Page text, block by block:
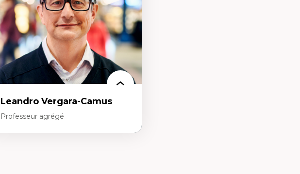
Santé de la reproduction
Développement durable
Leandro Vergara-Camus
Professeur agrégé